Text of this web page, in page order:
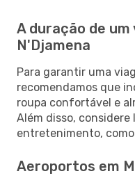
A duração de um
N'Djamena
Para garantir uma
recomendamos que
roupa confortável e
Além disso, considere
entretenimento,
Aeroportos em